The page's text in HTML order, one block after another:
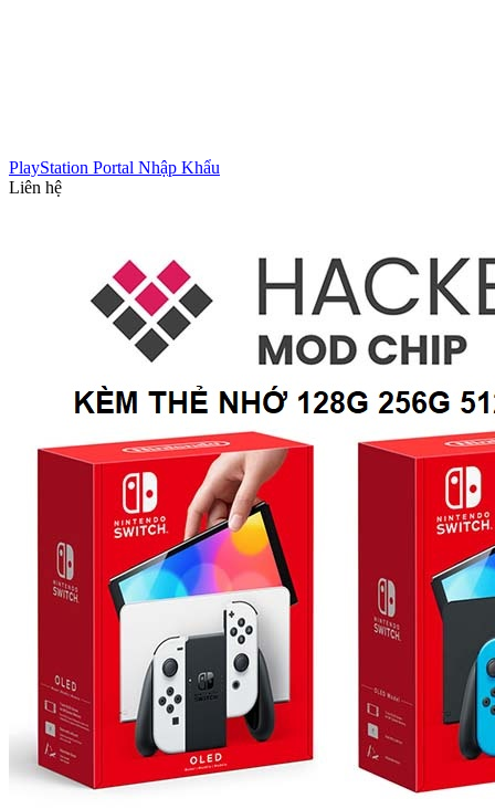
PlayStation Portal Nhập Khẩu
Liên hệ